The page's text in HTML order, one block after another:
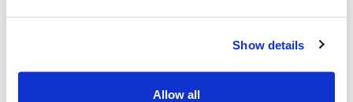
Show details
Allow all